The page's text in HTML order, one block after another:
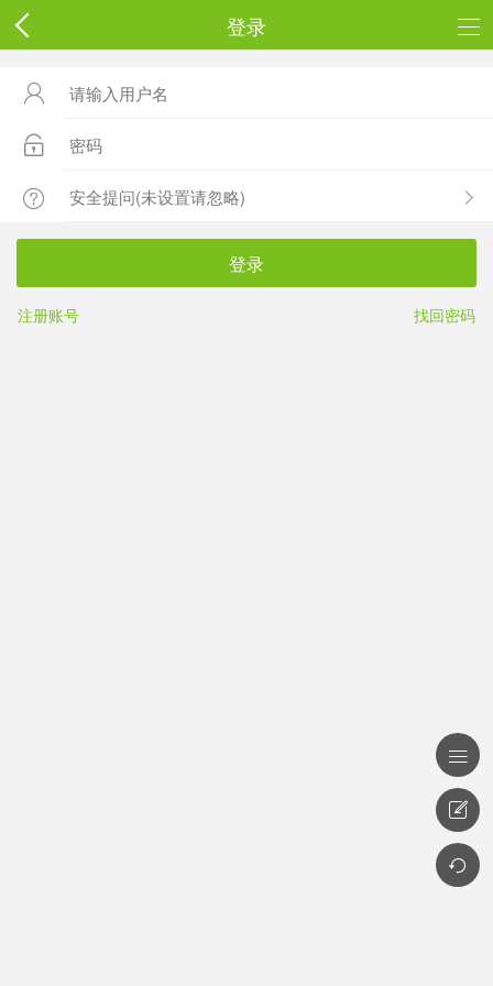
登录



登录
注册账号 找回密码


